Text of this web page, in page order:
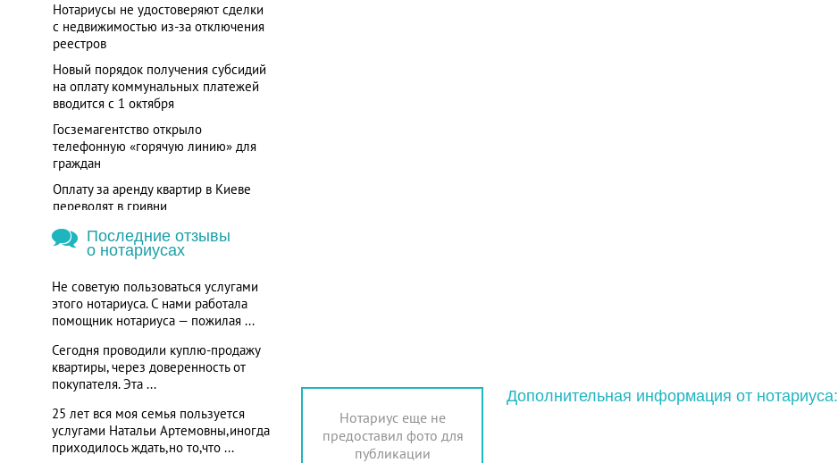
Нотариусы не удостоверяют сделки
с недвижимостью из-за отключения
реестров
Новый порядок получения субсидий
на оплату коммунальных платежей
вводится с 1 октября
Госземагентство открыло
телефонную «горячую линию» для
граждан
Оплату за аренду квартир в Киеве
переводят в гривни
Последние отзывы
о нотариусах
Не советую пользоваться услугами
этого нотариуса. С нами работала
помощник нотариуса — пожилая ...
Сегодня проводили куплю-продажу
квартиры, через доверенность от
покупателя. Эта ...
25 лет вся моя семья пользуется
услугами Натальи Артемовны,иногда
приходилось ждать,но то,что ...
Дополнительная информация от нотариуса:
Нотариус еще не
предоставил фото для
публикации